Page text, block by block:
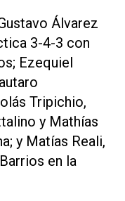
Álvarez
3-4-3 con
Ezequiel
Tripichio,
y Mathías
y Matías Reali,
en la